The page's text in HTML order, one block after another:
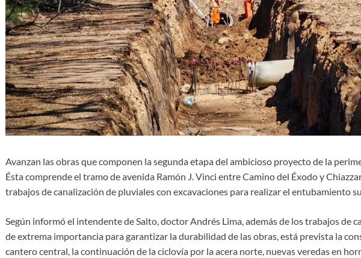
Avanzan las obras que componen la segunda etapa del ambicioso proyecto de la
Ésta comprende el tramo de avenida Ramón J. Vinci entre Camino del Éxodo y
trabajos de canalización de pluviales con excavaciones para realizar el entubamiento
Según informó el intendente de Salto, doctor Andrés Lima, además de los trabajos de
de extrema importancia para garantizar la durabilidad de las obras, está prevista la
cantero central, la continuación de la ciclovía por la acera norte, nuevas veredas en